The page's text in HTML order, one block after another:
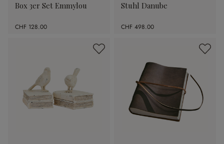
Box 3er Set Emmylou
CHF 128.00
Stuhl Danube
CHF 498.00